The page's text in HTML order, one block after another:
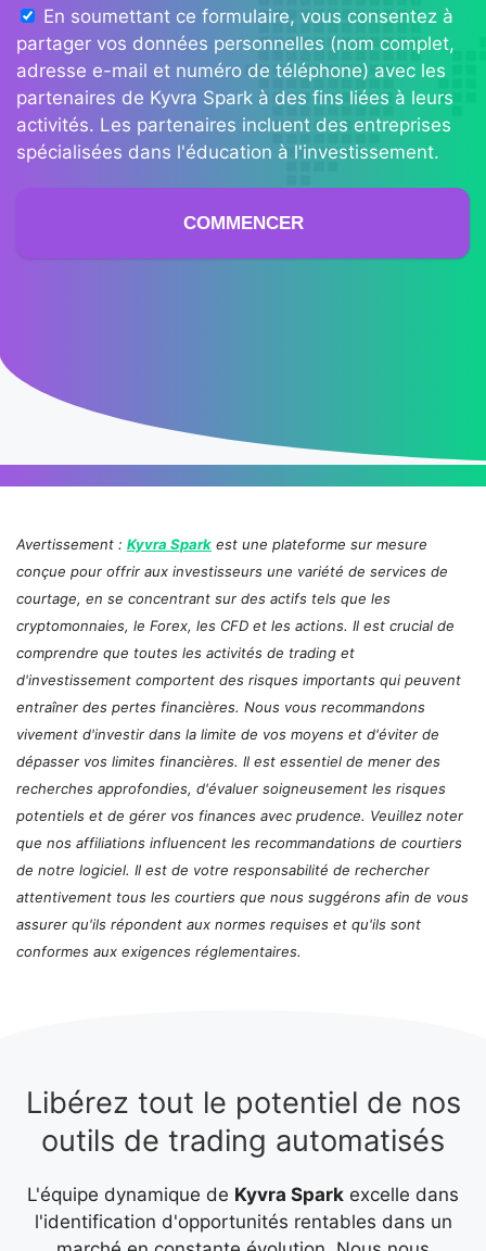
t
e
d
S
t
s
En soumettant ce formulaire, vous consentez à
partager vos données personnelles (nom complet,
adresse e-mail et numéro de téléphone) avec les
partenaires de Kyvra Spark à des fins liées à leurs
activités. Les partenaires incluent des entreprises
spécialisées dans l'éducation à l'investissement.
COMMENCER
Avertissement : Kyvra Spark est une plateforme sur mesure
conçue pour offrir aux investisseurs une variété de services de
courtage, en se concentrant sur des actifs tels que les
cryptomonnaies, le Forex, les CFD et les actions. Il est crucial de
comprendre que toutes les activités de trading et
d'investissement comportent des risques importants qui peuvent
entraîner des pertes financières. Nous vous recommandons
vivement d'investir dans la limite de vos moyens et d'éviter de
dépasser vos limites financières. Il est essentiel de mener des
recherches approfondies, d'évaluer soigneusement les risques
potentiels et de gérer vos finances avec prudence. Veuillez noter
que nos affiliations influencent les recommandations de courtiers
de notre logiciel. Il est de votre responsabilité de rechercher
attentivement tous les courtiers que nous suggérons afin de vous
assurer qu'ils répondent aux normes requises et qu'ils sont
conformes aux exigences réglementaires.
Libérez tout le potentiel de nos
outils de trading automatisés
L'équipe dynamique de Kyvra Spark excelle dans
l'identification d'opportunités rentables dans un